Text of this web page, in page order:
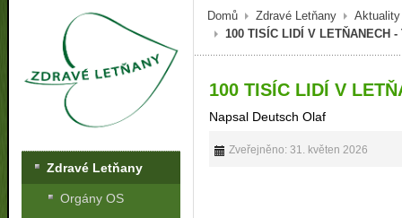
Domů Zdravé Letňany
Aktuality
100 TISÍC LIDÍ V LETŇANECH
100 TISÍC LIDÍ V
Napsal Deutsch Olaf
Zveřejněno: 31. květen 2026
Zdravé Letňany
Orgány OS